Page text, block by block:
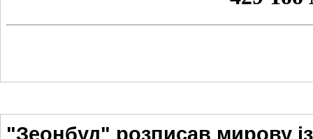
"Зеонбуд" розписав мирову